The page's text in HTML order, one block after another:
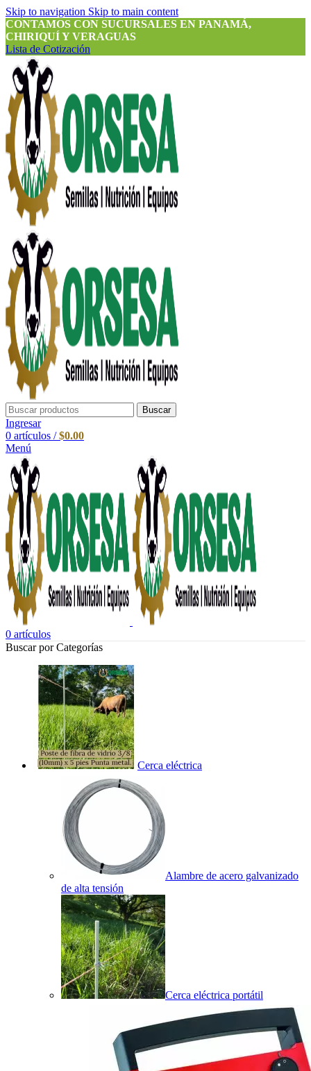
Skip to navigation Skip to main content
CONTAMOS CON SUCURSALES EN PANAMÁ,
CHIRIQUÍ Y VERAGUAS
Lista de Cotización
Buscar
Ingresar
0 artículos / $0.00
Menú
0 artículos
Buscar por Categorías
Cerca eléctrica
Alambre de acero galvanizado
de alta tensión
Cerca eléctrica portátil